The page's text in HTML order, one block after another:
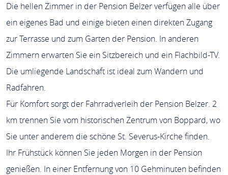
Die hellen Zimmer in der Pension Belzer verfügen alle über
ein eigenes Bad und einige bieten einen direkten Zugang
zur Terrasse und zum Garten der Pension. In anderen
Zimmern erwarten Sie ein Sitzbereich und ein Flachbild-TV.
Die umliegende Landschaft ist ideal zum Wandern und
Radfahren.
Für Komfort sorgt der Fahrradverleih der Pension Belzer. 2
km trennen Sie vom historischen Zentrum von Boppard, wo
Sie unter anderem die schöne St. Severus-Kirche finden.
Ihr Frühstück können Sie jeden Morgen in der Pension
genießen. In einer Entfernung von 10 Gehminuten befinden